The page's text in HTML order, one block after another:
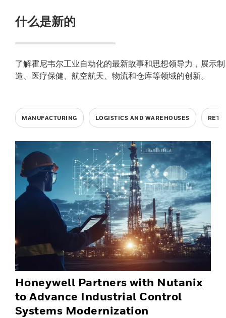
什么是新的
了解霍尼韦尔工业自动化的最新故事和思想领导力，展示制
造、医疗保健、航空航天、物流和仓库等领域的创新。
MANUFACTURING LOGISTICS AND WAREHOUSES
Honeywell Partners with Nutanix
to Advance Industrial Control
Systems Modernization